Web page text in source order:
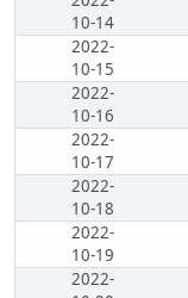
10-14
2022-
10-15
2022-
10-16
2022-
10-17
2022-
10-18
2022-
10-19
2022-